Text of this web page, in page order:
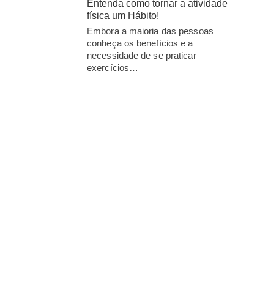
Entenda como tornar a atividade
física um Hábito!
Embora a maioria das pessoas
conheça os benefícios e a
necessidade de se praticar
exercícios…